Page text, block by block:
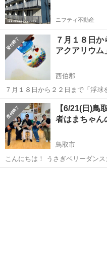
ニフティ不動産
７月１８日
アクアリウム
西伯郡
７月１８日から２２日まで「浮
します。 ホームページはこちらから
https://www.aeon.jp/sc/hiezu/
鳥取 西伯郡 ワークショ
【6/21(日)鳥
者はまちゃ
鳥取市
こんにちは！ うさぎベリーダン
アラブの太鼓“ ダラブッカ”を 一